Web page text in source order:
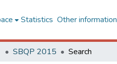
Statistics Other information
SBQP 2015 Search